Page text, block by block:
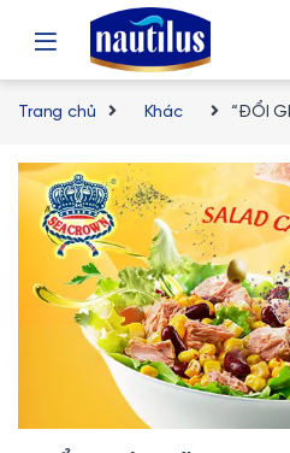
Skip to navigation
Skip to content
Trang chủ Khác “ĐỔI